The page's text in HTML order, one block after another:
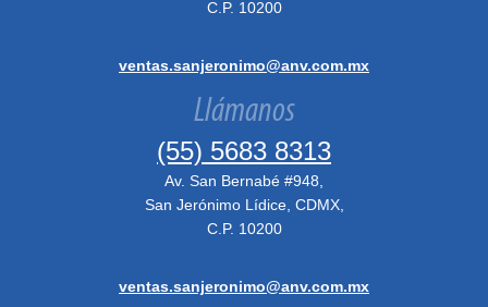
C.P. 10200
ventas.sanjeronimo@anv.com.mx
Llámanos
(55) 5683 8313
Av. San Bernabé #948,
San Jerónimo Lídice, CDMX,
C.P. 10200
ventas.sanjeronimo@anv.com.mx